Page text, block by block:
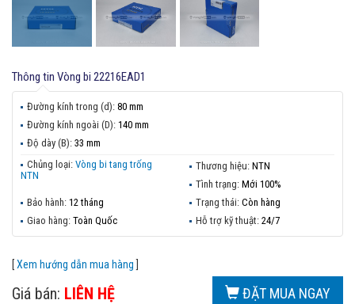
Thông tin Vòng bi 22216EAD1
Đường kính trong (d): 80 mm
Đường kính ngoài (D): 140 mm
Độ dày (B): 33 mm
Chủng loại: Vòng bi tang trống
NTN
Thương hiệu: NTN
Tình trạng: Mới 100%
Bảo hành: 12 tháng Trạng thái: Còn hàng
Giao hàng: Toàn Quốc Hỗ trợ kỹ thuật: 24/7
[Xem hướng dẫn mua hàng
Giá bán: LIÊN HỆ ĐẶT MUA NGAY